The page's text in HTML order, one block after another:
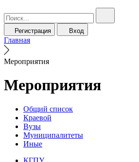
Регистрация Вход
Главная
Мероприятия
Мероприятия
Общий список
Краевой
Вузы
Муниципалитеты
Иные
КГПУ